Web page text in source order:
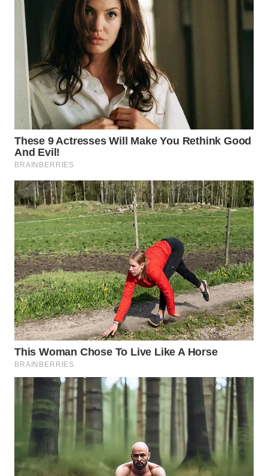
KUNINGAN
WN
MAJALENGKA
WN
SUBANG
WN
SUKABUMI
WN
PURWAKARTA
WN
PRIANGAN
TIMUR
WN
SEMARANG
WN
SOLO
BOROBUDUR
WN
MADURA
WN